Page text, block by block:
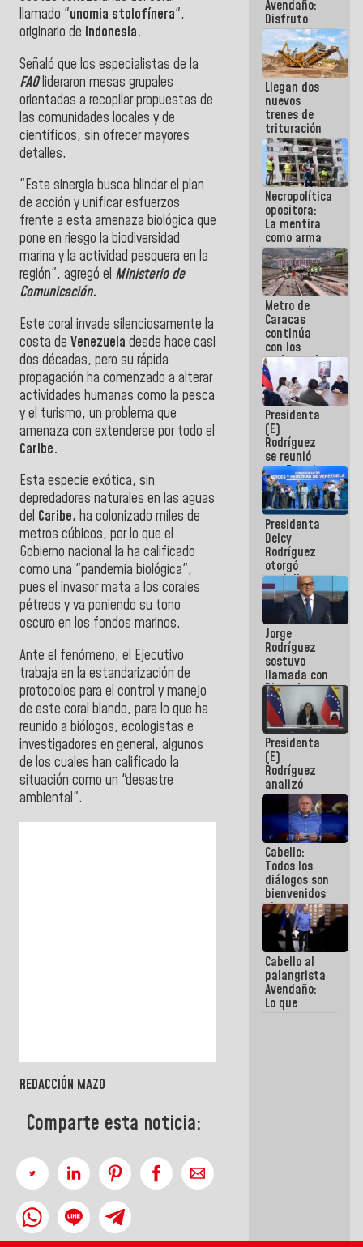
llamado "unomia stolofínera",
originario de Indonesia.
Señaló que los especialistas de la
FAOlideraron mesas grupales
orientadas a recopilar propuestas de
las comunidades locales y de
científicos, sin ofrecer mayores
detalles.
"Esta sinergia busca blindar el plan
de acción y unificar esfuerzos
frente a esta amenaza biológica que
pone en riesgo la biodiversidad
marina y la actividad pesquera en la
región", agregó el Ministerio de
Comunicación.
Este coral invade silenciosamente la
costa de Venezuela desde hace casi
dos décadas, pero su rápida
propagación ha comenzado a alterar
actividades humanas como la pesca
y el turismo, un problema que
amenaza con extenderse por todo el
Caribe.
Esta especie exótica, sin
depredadores naturales en las aguas
del Caribe, ha colonizado miles de
metros cúbicos, por lo que el
Gobierno nacional la ha calificado
como una "pandemia biológica",
pues el invasor mata a los corales
pétreos y va poniendo su tono
oscuro en los fondos marinos.
Ante el fenómeno, el Ejecutivo
trabaja en la estandarización de
protocolos para el control y manejo
de este coral blando, para lo que ha
reunido a biólogos, ecologistas e
investigadores en general, algunos
de los cuales han calificado la
situación como un "desastre
ambiental".
REDACCIÓN MAZO
Comparte esta noticia:
Avendaño:
Disfruto
cada vez
que escribes
porque lo
que haces
es
embarrarla
Llegan dos
nuevos
trenes de
trituración
para
optimizar
manejo de
escombros
en La Guaira
Necropolítica
opositora:
La mentira
como arma
contra el
Pueblo
Metro de
Caracas
continúa
con los
trabajos de
mantenimiento
e inspección
en la Línea 2
Presidenta
(E)
Rodríguez
se reunió
con Estado
Mayor
Eléctrico
para
abordar
planes de
acción
Presidenta
Delcy
Rodríguez
otorgó
medalla
"Héroe de
Venezuela"
a servidores
públicos
Jorge
Rodríguez
sostuvo
llamada con
Dinorah
Figuera y
acuerdan
primer
encuentro
presencial
para el
diálogo
Presidenta
(E)
Rodríguez
analizó
junto a
gobernadores
planes de
recuperación
del Sistema
Eléctrico
Nacional
Cabello:
Todos los
diálogos son
bienvenidos
siempre que
estén en el
marco de la
Constitución
de la
República
Cabello al
palangrista
Avendaño:
Lo que